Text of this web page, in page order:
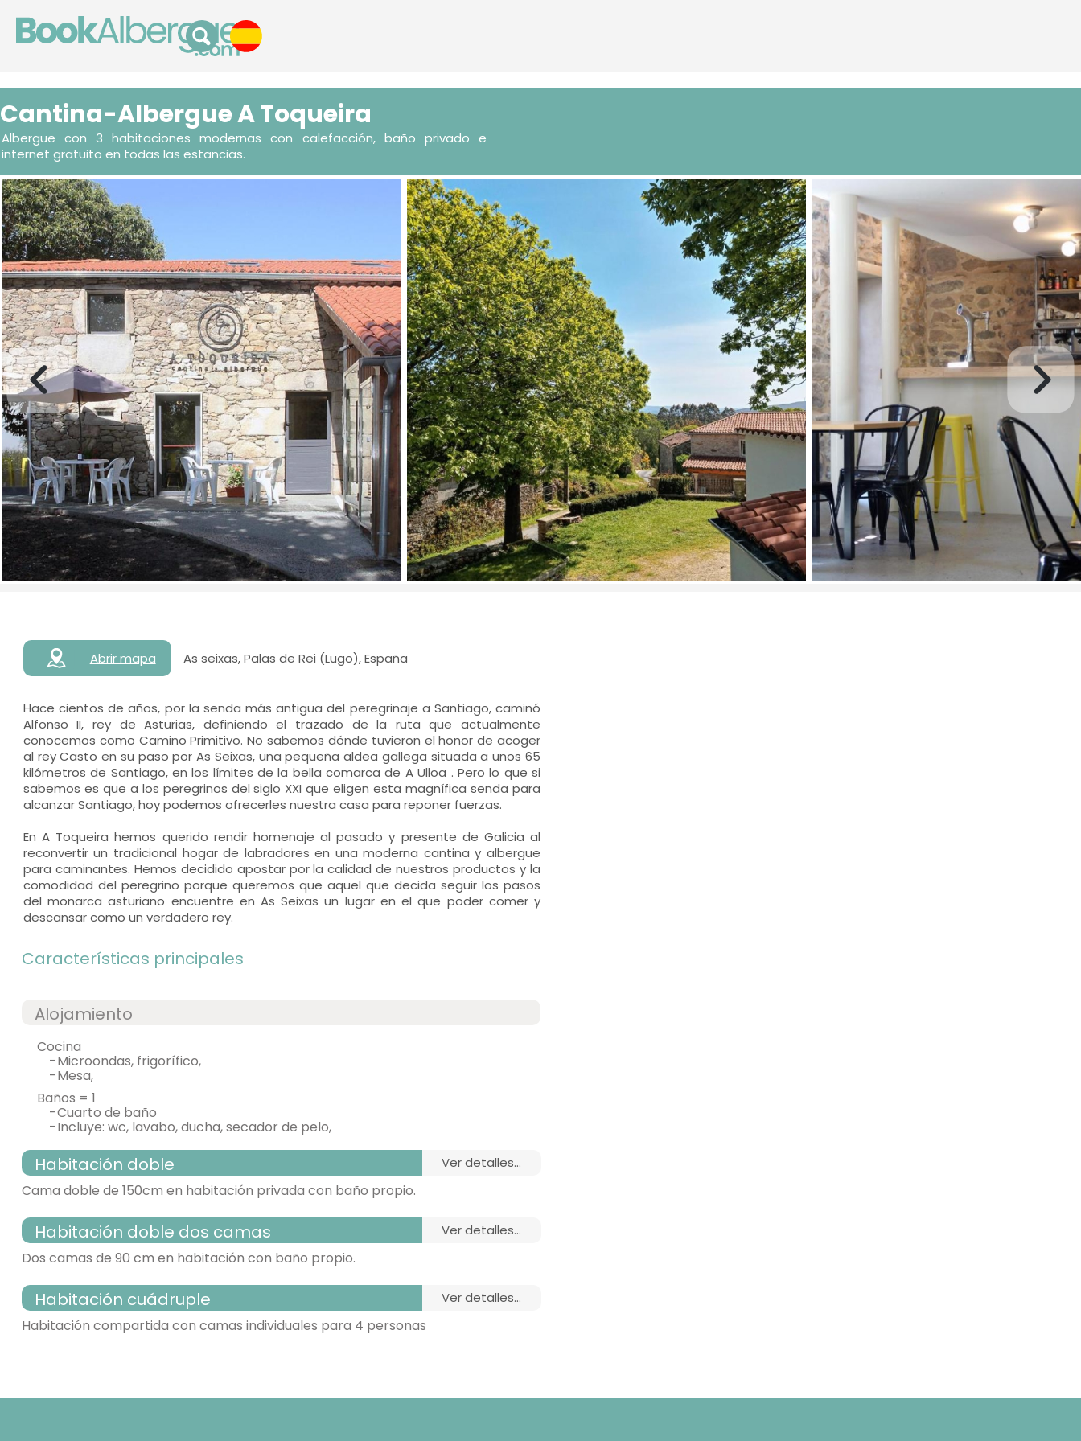
Cantina-Albergue A Toqueira
Albergue con 3 habitaciones modernas con calefacción, baño privado e
internet gratuito en todas las estancias.
Abrir mapa As seixas, Palas de Rei (Lugo), España
Hace cientos de años, por la senda más antigua del peregrinaje a Santiago, caminó
Alfonso II, rey de Asturias, definiendo el trazado de la ruta que actualmente
conocemos como Camino Primitivo. No sabemos dónde tuvieron el honor de acoger
al rey Casto en su paso por As Seixas, una pequeña aldea gallega situada a unos 65
kilómetros de Santiago, en los límites de la bella comarca de A Ulloa . Pero lo que si
sabemos es que a los peregrinos del siglo XXI que eligen esta magnífica senda para
alcanzar Santiago, hoy podemos ofrecerles nuestra casa para reponer fuerzas.
En A Toqueira hemos querido rendir homenaje al pasado y presente de Galicia al
reconvertir un tradicional hogar de labradores en una moderna cantina y albergue
para caminantes. Hemos decidido apostar por la calidad de nuestros productos y la
comodidad del peregrino porque queremos que aquel que decida seguir los pasos
del monarca asturiano encuentre en As Seixas un lugar en el que poder comer y
descansar como un verdadero rey.
Características principales
Alojamiento
cocina
- microondas, frigorífico,
-
mesa,
baños = 1
- cuarto de baño
- incluye: wc, lavabo, ducha, secador de pelo,
Habitación doble ver detalles...
Cama doble de 150cm en habitación privada con baño propio.
habitación con varias camas
- cama individual = 2 (150x190 cm.)
TV,
Calefacción,
armario,
WC,
lavabo, ducha, secador de pelo,
Habitación doble dos camas ver detalles...
Dos camas de 90 cm en habitación con baño propio.
habitación con varias camas
Habitación cuádruple ver detalles...
Habitación compartida con camas individuales para 4 personas